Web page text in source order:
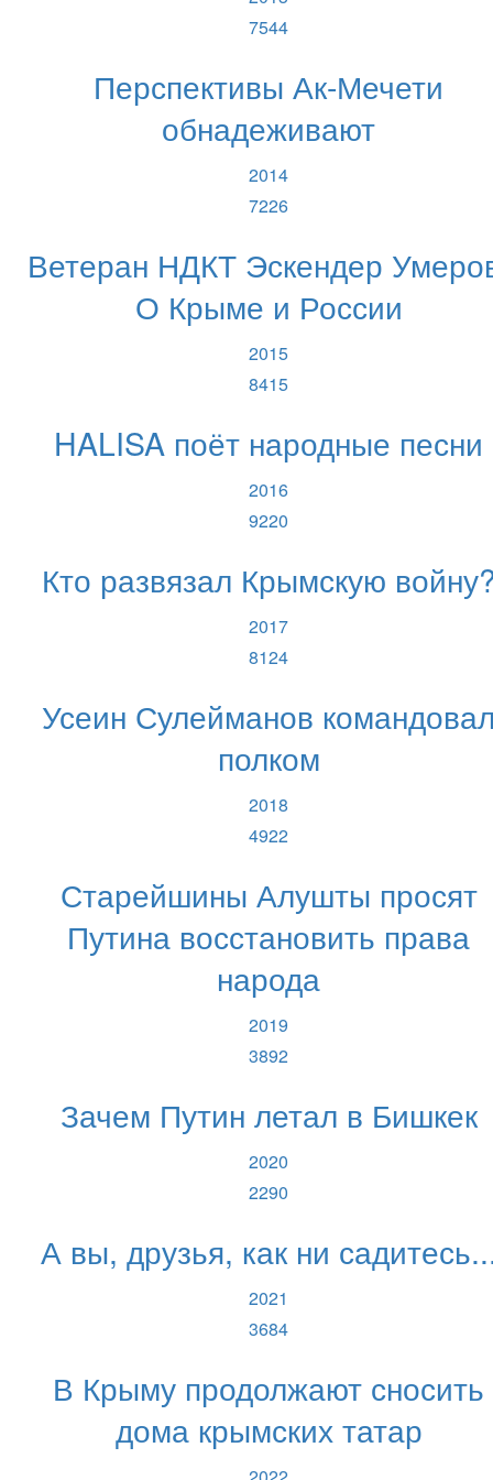
7544
Перспективы Ак-Мечети
обнадеживают
2014
7226
Ветеран НДКТ Эскендер
О Крыме и России
2015
8415
HALISA поёт народные песни
2016
9220
Кто развязал Крымскую
2017
8124
Усеин Сулейманов
полком
2018
4922
Старейшины Алушты просят
Путина восстановить права
народа
2019
3892
Зачем Путин летал в Бишкек
2020
2290
А вы, друзья, как ни
2021
3684
В Крыму продолжают сносить
дома крымских татар